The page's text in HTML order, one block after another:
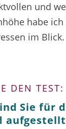
und
habe
im Blick.
DEN TEST:
Sie für